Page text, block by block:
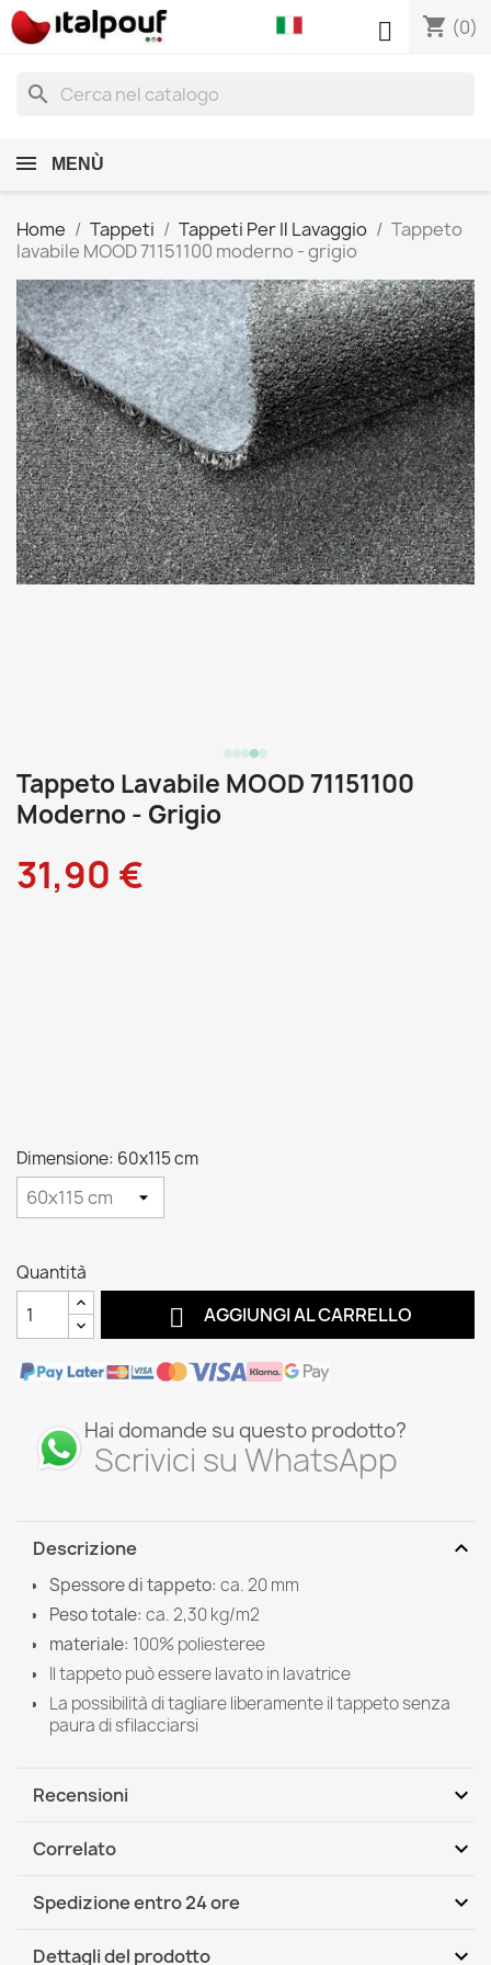
shopping_cart (0)

search
MENÙ
Home Tappeti Tappeti Per Il Lavaggio
Tappeto
lavabile MOOD 71151100 moderno - grigio
Tappeto Lavabile MOOD 71151100
Moderno - Grigio
31,90 €
Dimensione: 60x115 cm
Quantità
 AGGIUNGI AL CARRELLO
Hai domande su questo prodotto?
Scrivici su WhatsApp
Descrizione expand_more
Spessore di tappeto: ca. 20 mm
Peso totale: ca. 2,30 kg/m2
materiale: 100% poliesteree
Il tappeto può essere lavato in lavatrice
La possibilità di tagliare liberamente il tappeto senza
paura di sfilacciarsi
Recensioni expand_more
Correlato expand_more
Spedizione entro 24 ore expand_more
DHL / GLS International
Dettagli del prodotto expand_more